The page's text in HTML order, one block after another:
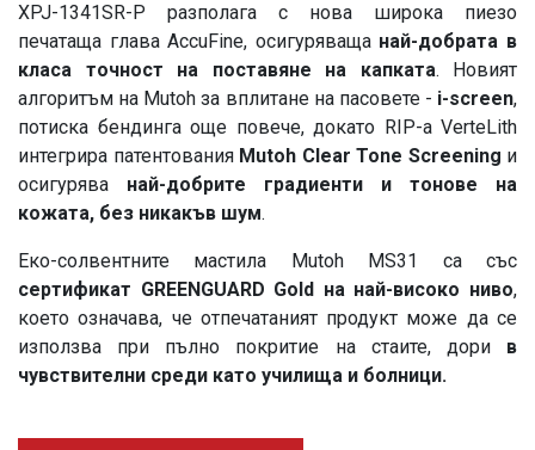
XPJ-1341SR-P разполага с нова широка пиезо
печатаща глава AccuFine, осигуряваща най-добрата в
класа точност на поставяне на капката. Новият
алгоритъм на Mutoh за вплитане на пасовете - i-screen,
потиска бендинга още повече, докато RIP-а VerteLith
интегрира патентования Mutoh Clear Tone Screening и
осигурява най-добрите градиенти и тонове на
кожата, без никакъв шум.
Еко-солвентните мастила Mutoh MS31 са със
сертификат GREENGUARD Gold на най-високо ниво,
което означава, че отпечатаният продукт може да се
използва при пълно покритие на стаите, дори в
чувствителни среди като училища и болници.